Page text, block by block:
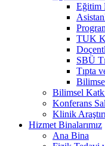
Eğitim
TUK
SBÜ
Tıpta
Bilimsel
Konferans
Klinik
Hizmet Binalarımız
Ana Bina